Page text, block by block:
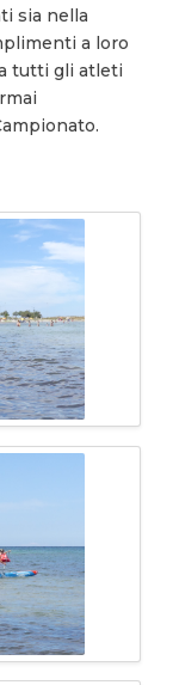
sia nella
a loro
tutti gli atleti